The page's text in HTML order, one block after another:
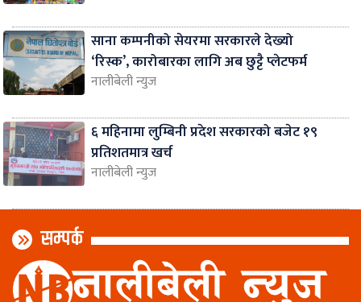
साना कम्पनीको सेयरमा सरकारले देख्यो
‘रिस्क’, कारोबारका लागि अब छुट्टै प्लेटफर्म
नालीबेली न्युज
६ महिनामा लुम्बिनी प्रदेश सरकारको बजेट १९
प्रतिशतमात्र खर्च
नालीबेली न्युज
सम्पर्क